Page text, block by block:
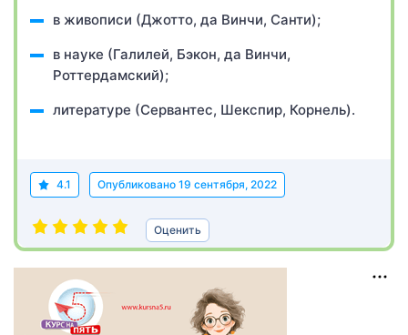
в живописи (Джотто, да Винчи, Санти);
в науке (Галилей, Бэкон, да Винчи,
Роттердамский);
литературе (Сервантес, Шекспир, Корнель).
4.1 Опубликовано 19 сентября, 2022
Оценить